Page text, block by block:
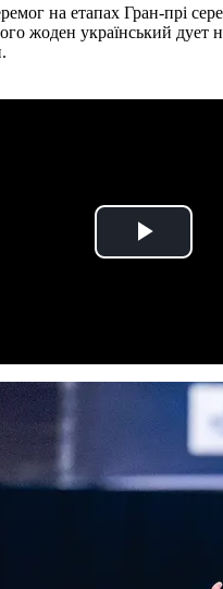
на етапах Гран-прі
жоден український дует
Play